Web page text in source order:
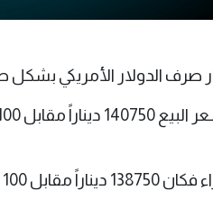
صرف الدولار الأمريكي بشكل
مقابل 100 دولار
مقابل 100 دولار.